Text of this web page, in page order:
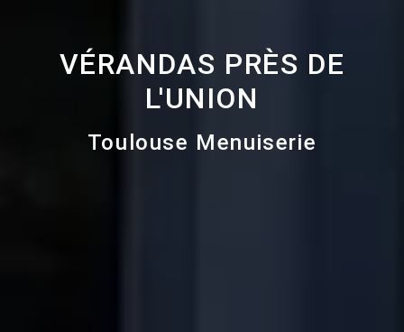
VÉRANDAS PRÈS DE
L'UNION
Toulouse Menuiserie